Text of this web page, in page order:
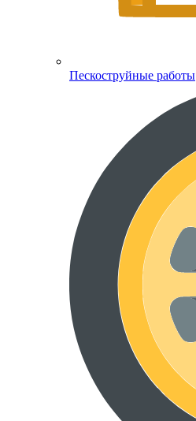
Пескоструйные работы